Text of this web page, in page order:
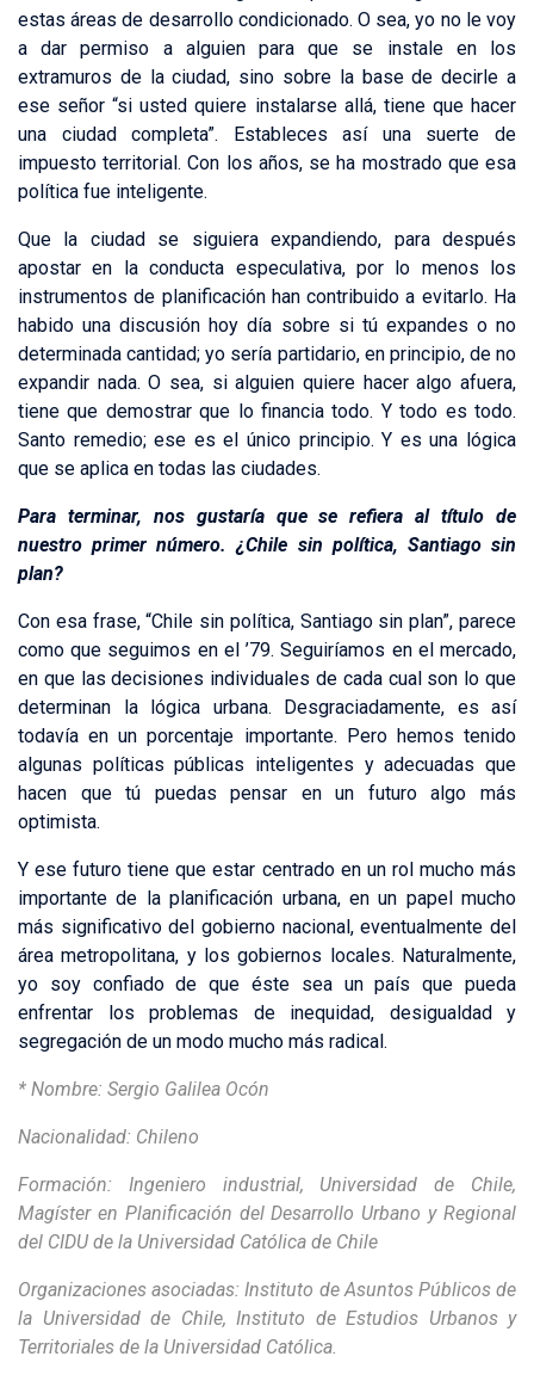
estas áreas de desarrollo condicionado. O sea, yo no le voy
a dar permiso a alguien para que se instale en los
extramuros de la ciudad, sino sobre la base de decirle a
ese señor “si usted quiere instalarse allá, tiene que hacer
una ciudad completa”. Estableces así una suerte de
impuesto territorial. Con los años, se ha mostrado que esa
política fue inteligente.
Que la ciudad se siguiera expandiendo, para después
apostar en la conducta especulativa, por lo menos los
instrumentos de planificación han contribuido a evitarlo. Ha
habido una discusión hoy día sobre si tú expandes o no
determinada cantidad; yo sería partidario, en principio, de no
expandir nada. O sea, si alguien quiere hacer algo afuera,
tiene que demostrar que lo financia todo. Y todo es todo.
Santo remedio; ese es el único principio. Y es una lógica
que se aplica en todas las ciudades.
Para terminar, nos gustaría que se refiera al título de
nuestro primer número. ¿Chile sin política, Santiago sin
plan?
Con esa frase, “Chile sin política, Santiago sin plan”, parece
como que seguimos en el ’79. Seguiríamos en el mercado,
en que las decisiones individuales de cada cual son lo que
determinan la lógica urbana. Desgraciadamente, es así
todavía en un porcentaje importante. Pero hemos tenido
algunas políticas públicas inteligentes y adecuadas que
hacen que tú puedas pensar en un futuro algo más
optimista.
Y ese futuro tiene que estar centrado en un rol mucho más
importante de la planificación urbana, en un papel mucho
más significativo del gobierno nacional, eventualmente del
área metropolitana, y los gobiernos locales. Naturalmente,
yo soy confiado de que éste sea un país que pueda
enfrentar los problemas de inequidad, desigualdad y
segregación de un modo mucho más radical.
* Nombre: Sergio Galilea Ocón
Nacionalidad: Chileno
Formación: Ingeniero industrial, Universidad de Chile,
Magíster en Planificación del Desarrollo Urbano y Regional
del CIDU de la Universidad Católica de Chile
Organizaciones asociadas:Instituto de Asuntos Públicos de
la Universidad de Chile, Instituto de Estudios Urbanos y
Territoriales de la Universidad Católica.